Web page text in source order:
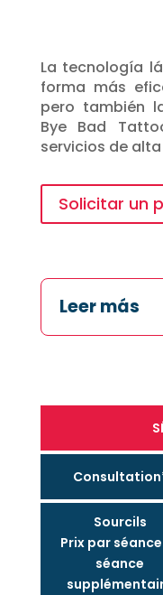
La tecnología
forma más
pero también
Bye Bad
servicios de
Solicitar un
Leer más
Sourcils
Prix par
séance